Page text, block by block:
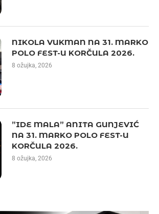
NIKOLA VUKMAN NA 31. MARKO
POLO FEST-U KORČULA 2026.
8 ožujka, 2026
”IDE MALA” ANITA GUNJEVIĆ
NA 31. MARKO POLO FEST-U
KORČULA 2026.
8 ožujka, 2026